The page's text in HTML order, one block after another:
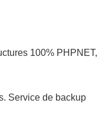
100% PHPNET,
Service de backup